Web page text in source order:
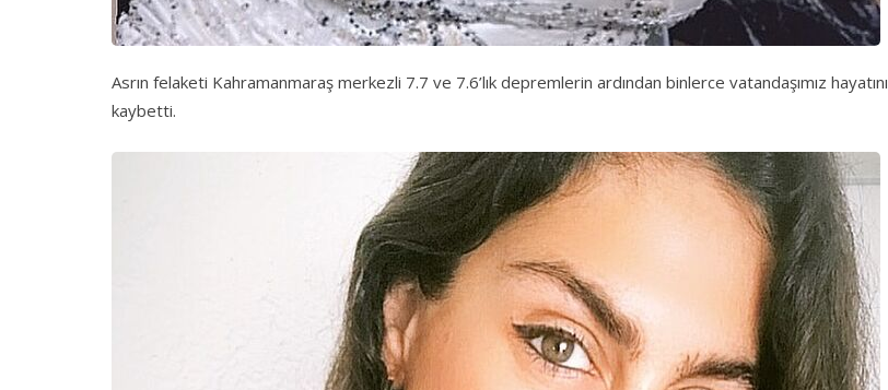
Asrın felaketi Kahramanmaraş merkezli 7.7 ve 7.6’lık depremlerin ardından binlerce vatandaşımız hayatını
kaybetti.